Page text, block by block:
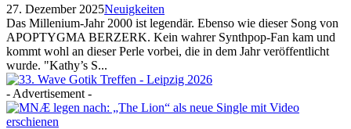
27. Dezember 2025Neuigkeiten
Das Millenium-Jahr 2000 ist legendär. Ebenso wie dieser Song von
APOPTYGMA BERZERK. Kein wahrer Synthpop-Fan kam und
kommt wohl an dieser Perle vorbei, die in dem Jahr veröffentlicht
wurde. "Kathy’s S...
- Advertisement -